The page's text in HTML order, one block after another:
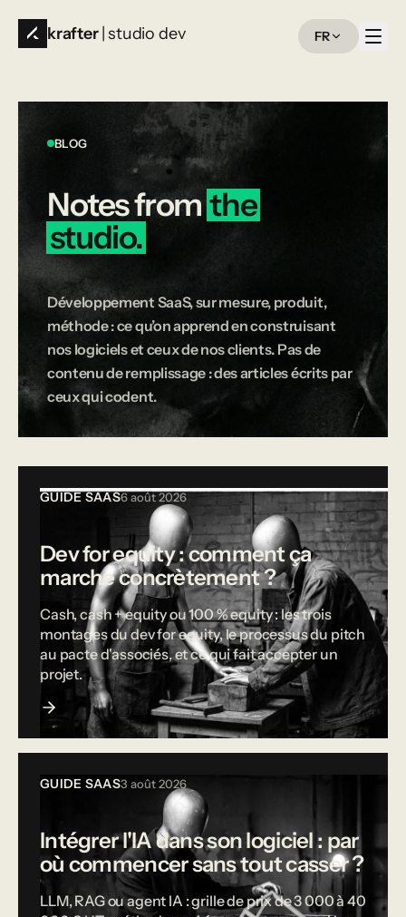
krafter | studio dev FR
BLOG
Notesfrom the
studio.
Développement SaaS, sur mesure, produit,
méthode : ce qu’on apprend en construisant
nos logiciels et ceux de nos clients. Pas de
contenu de remplissage : des articles écrits par
ceux qui codent.
GUIDE SAAS6 août 2026
Dev for equity : comment ça
marche concrètement ?
Cash, cash + equity ou 100 % equity : les trois
montages du dev for equity, le processus du pitch
au pacte d'associés, et ce qui fait accepter un
projet.
GUIDE SAAS3 août 2026
Intégrer l'IA dans son logiciel : par
où commencer sans tout casser ?
LLM, RAG ou agent IA : grille de prix de 3 000 à 40